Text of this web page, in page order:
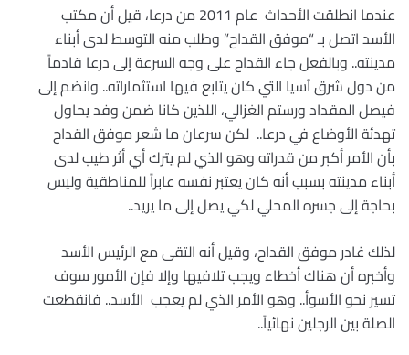
عندما انطلقت الأحداث عام 2011 من درعا، قيل أن مكتب
الأسد اتصل بـ “موفق القداح” وطلب منه التوسط لدى أبناء
مدينته.. وبالفعل جاء القداح على وجه السرعة إلى درعا قادماً
من دول شرق آسيا التي كان يتابع فيها استثماراته.. وانضم إلى
فيصل المقداد ورستم الغزالي، اللذين كانا ضمن وفد يحاول
تهدئة الأوضاع في درعا.. لكن سرعان ما شعر موفق القداح
بأن الأمر أكبر من قدراته وهو الذي لم يترك أي أثر طيب لدى
أبناء مدينته بسبب أنه كان يعتبر نفسه عابراً للمناطقية وليس
بحاجة إلى جسره المحلي لكي يصل إلى ما يريد..
لذلك غادر موفق القداح، وقيل أنه التقى مع الرئيس الأسد
وأخبره أن هناك أخطاء ويجب تلافيها وإلا فإن الأمور سوف
تسير نحو الأسوأ.. وهو الأمر الذي لم يعجب الأسد.. فانقطعت
الصلة بين الرجلين نهائياً..